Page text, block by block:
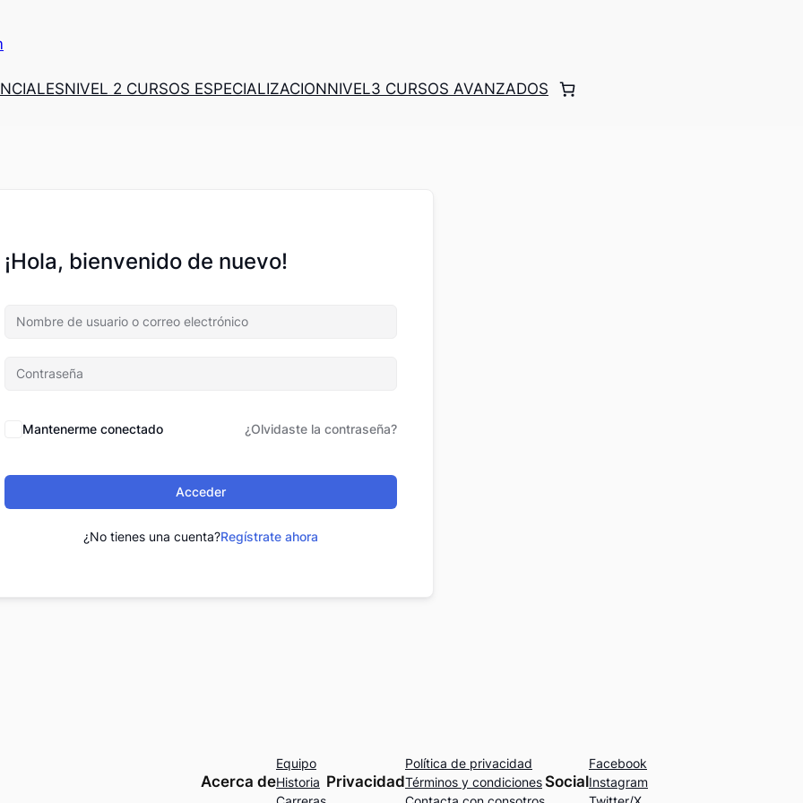
NIVEL 2 CURSOS ESPECIALIZACIONNIVEL3 CURSOS AVANZADOS
¡Hola, bienvenido de nuevo!
Mantenerme conectado ¿Olvidaste la contraseña?
Acceder
¿No tienes una cuenta?Regístrate ahora
Acerca de
Equipo
Historia Privacidad
Política de privacidad
Términos y condicionesSocial
Facebook
Instagram